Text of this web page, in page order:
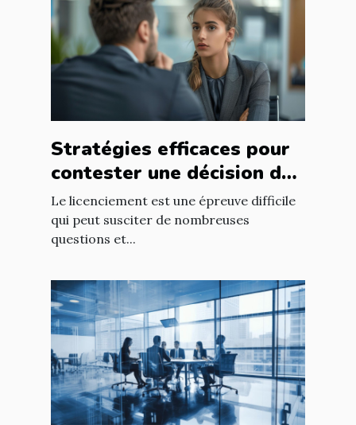
Stratégies efficaces pour
contester une décision de
licenciement
Le licenciement est une épreuve difficile
qui peut susciter de nombreuses
questions et...